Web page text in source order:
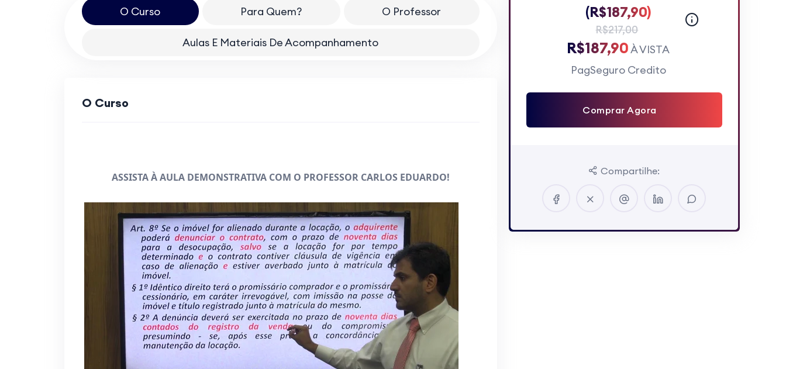
(R$187,90)
R$217,00
R$187,90À VISTA
PagSeguro Credito
Comprar Agora
Compartilhe:
O Curso Para Quem? O Professor
Aulas E Materiais De Acompanhamento
O Curso
ASSISTA À AULA DEMONSTRATIVA COM O PROFESSOR CARLOS EDUARDO!